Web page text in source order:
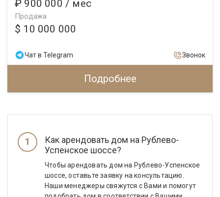
₽ 900 000 / мес
Продажа
$ 10 000 000
Чат в Telegram Звонок
Подробнее
Как арендовать дом на Рублево-
Успенское шоссе?
Чтобы арендовать дом на Рублево-Успенское
шоссе, оставьте заявку на консультацию.
Наши менеджеры свяжутся с Вами и помогут